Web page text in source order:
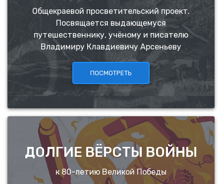
Общекраевой просветительский проект.
Посвящается выдающемуся
путешественнику, учёному и писателю
Владимиру Клавдиевичу Арсеньеву
ПОСМОТРЕТЬ
ДОЛГИЕ ВЁРСТЫ ВОЙНЫ
к 80-летию Великой Победы